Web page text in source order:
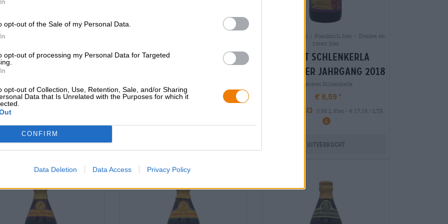
opt-out of the Sale of my Personal Data.
opt-out of processing my Personal Data for Targeted
opt-out of Collection, Use, Retention, Sale, and/or Sharing
Data that Is Unrelated with the Purposes for which it
CONFIRM
Data Deletion Data Access Privacy Policy
bieren | Frankisch bier |
schlenkerla á la
€ 2,99
Uitverkocht
a’la grodziskie
€ 5,09
Gerookte bieren | Frankisch bier | Donker en
zwart bier
aecht schlenkerla
fastenbier jahrgang 2018
Brauerei Schlenkerla
€ 8,59
MEHRWEG
0,50 L Fles - € 17,18 / LTR
Uitverkocht